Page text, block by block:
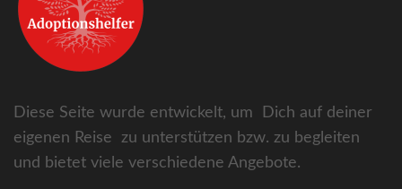
Diese Seite wurde entwickelt, um Dich auf deiner
eigenen Reise zu unterstützen bzw. zu begleiten
und bietet viele verschiedene Angebote.